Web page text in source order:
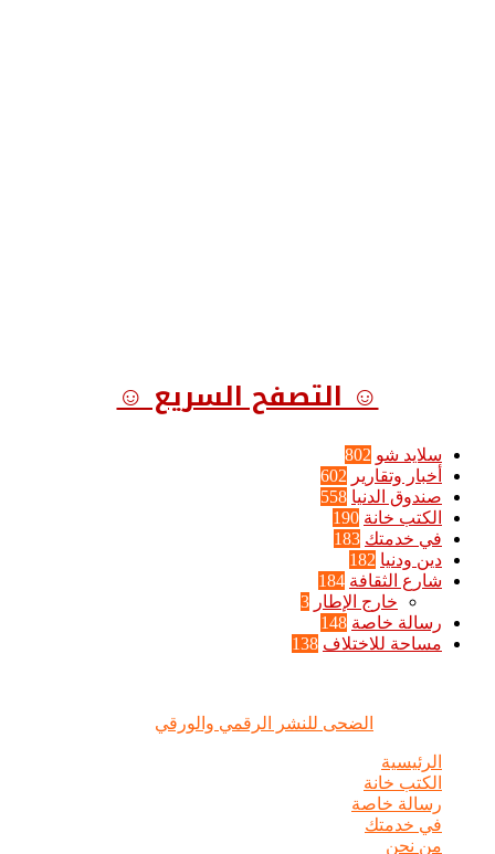
☺ التصفح السريع ☺
سلايد شو 802
أخبار وتقارير 602
صندوق الدنيا 558
الكتب خانة 190
في خدمتك 183
دين ودنيا 182
شارع الثقافة 184
خارج الإطار 3
رسالة خاصة 148
مساحة للاختلاف 138
الضحى للنشر الرقمي والورقي
الرئيسية
الكتب خانة
رسالة خاصة
في خدمتك
من نحن